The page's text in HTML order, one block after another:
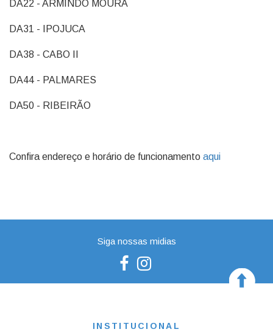
DA22 - ARMINDO MOURA
DA31 - IPOJUCA
DA38 - CABO II
DA44 - PALMARES
DA50 - RIBEIRÃO
Confira endereço e horário de funcionamento aqui
Siga nossas midias
INSTITUCIONAL